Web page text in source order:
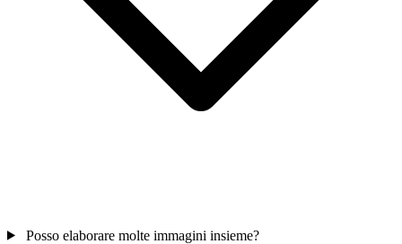
Posso elaborare molte immagini insieme?